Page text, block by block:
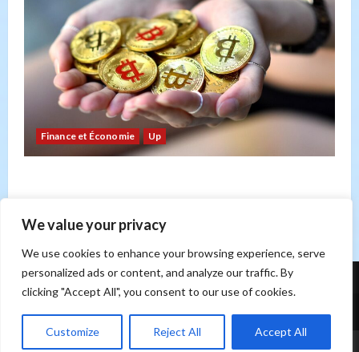
We value your privacy
We use cookies to enhance your browsing experience, serve
personalized ads or content, and analyze our traffic. By
clicking "Accept All", you consent to our use of cookies.
Customize Reject All Accept All
Finance et Économie Up
Sonia Hicheri 21 février 2026
Contact
|MoreNewspar AF themes